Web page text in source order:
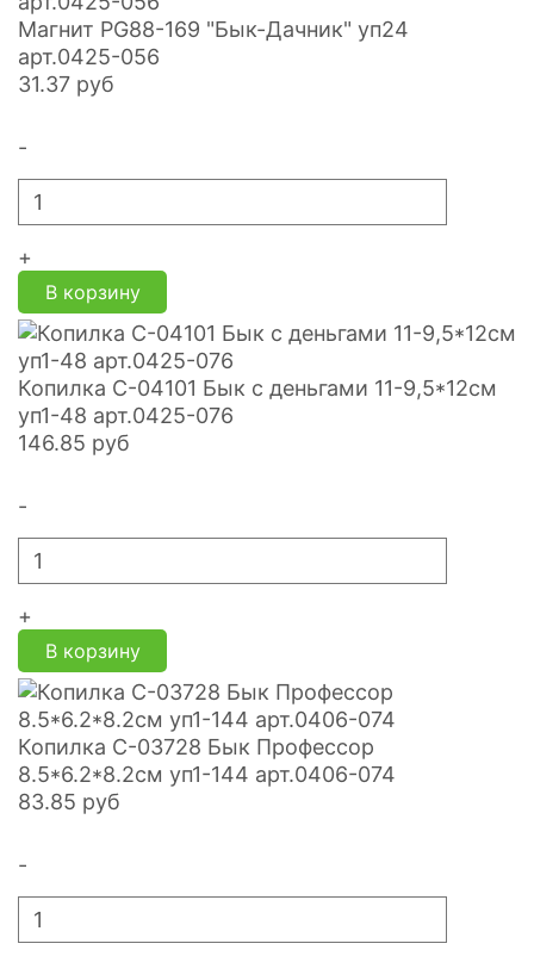
Магнит PG88-169 "Бык-Дачник" уп24
арт.0425-056
31.37 руб
-
+
В корзину
Копилка С-04101 Бык с деньгами 11-9,5*12см
уп1-48 арт.0425-076
146.85 руб
-
+
В корзину
Копилка С-03728 Бык Профессор
8.5*6.2*8.2см уп1-144 арт.0406-074
83.85 руб
-